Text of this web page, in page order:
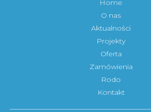
Home
O nas
Aktualności
Projekty
Oferta
Zamówienia
Rodo
Kontakt